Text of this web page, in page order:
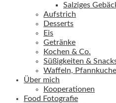
Salziges
Aufstrich
Desserts
Eis
Getränke
Kochen & Co.
Süßigkeiten &
Waffeln,
Über mich
Kooperationen
Food Fotografie